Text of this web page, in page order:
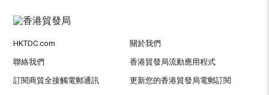
HKTDC.com 關於我們
聯絡我們 香港貿發局流動應用程式
訂閱商貿全接觸電郵通訊 更新您的香港貿發局電郵訂閱